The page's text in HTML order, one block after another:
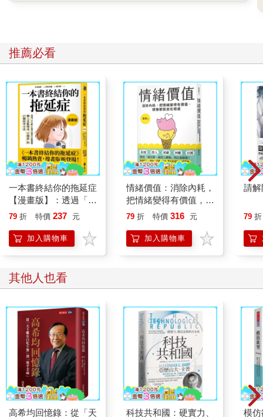
他的驅動力。他原本沒有打算成為AI先驅，甚至在轉向著重平行
運算時也沒有這樣想，然而一旦AI出現，黃仁勳就決心將他對機
是這個領域最有遠見的樂觀派也多少會呼籲人們要小心謹慎。例
如，OpenAI的使命就是避免AI帶來災禍。幾乎只有黃仁勳一個人
相信AI只會帶來好處。正因他擁抱這種信念，才能在擔任執行長
超過三十個年頭之後，仍然一週工作七天、每天工作十二到十四
個小時。
當然，無論如何黃仁勳都會努力工作，這是他的天性。如果說他
的人生主題是什麼，那就是要不斷擴大增強；他掌握基本準則，
一次又一次實踐勤奮與勇氣，效果也就愈來愈顯著。令我驚訝的
是，今天黃仁勳身上有許多特質早在1973年已經存在。少年的他
在沒有父母陪伴下移民美國，當時的環境更不利於成功，以至於
他能夠生存下來都像是個奇蹟。要充分了解黃仁勳，我們必須從
造的科技大教堂。
推薦必看
一本書終結你的拖延症
【漫畫版】：透過「小
行動」打開大腦的行動
「行動派」的37個科
學方法
79 折 特價 237 元
加入購物車
情緒價值：消除內耗，
把情緒變得有價值，跟
誰都能自在相處
79 折 特價 316 元
加入購物車
請解
79 折
其他人也看
高希均回憶錄：從「天
科技共和國：硬實力、
模